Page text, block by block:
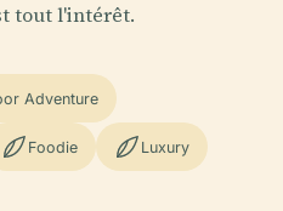
tout l'intérêt.
Adventure
Foodie Luxury